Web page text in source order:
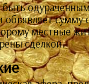
местные
сделкой.